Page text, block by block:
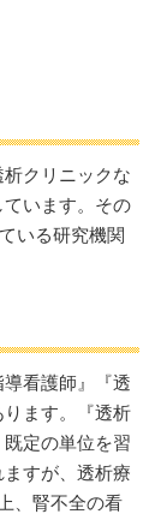
クリニックな
います。その
いる研究機関
看護師』『透
ます。『透析
定の単位を習
すが、透析療
、腎不全の看